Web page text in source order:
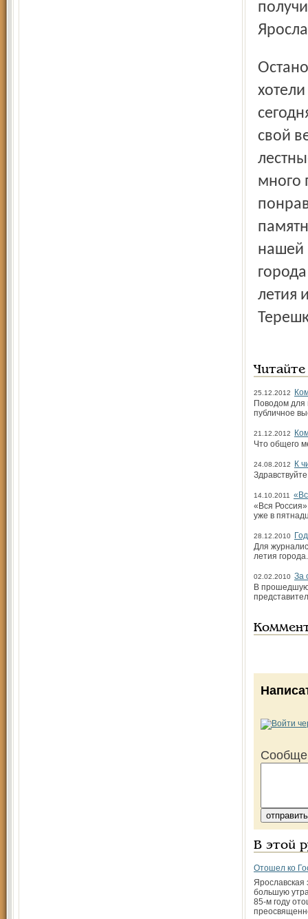
Остановка эта, конечно, была неслучайной: многие очень
свой
много
нашей
летия
25.12.2012
Поводом для
публичное
21.12.2012
Что общего
24.08.2012
К
14.10.2011
«Вся
уже в
28.12.2010
Для
летия
02.02.2010 За
В прошедшую
В этой
Отошел ко
Ярославская
большую
85-м году